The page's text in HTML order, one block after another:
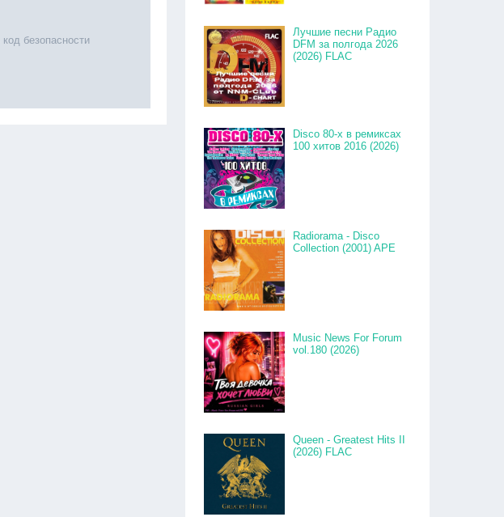
Лучшие песни Радио
DFM за полгода 2026
(2026) FLAC
Disco 80-x в ремиксах
100 хитов 2016 (2026)
Radiorama - Disco
Collection (2001) APE
Music News For Forum
vol.180 (2026)
Queen - Greatest Hits II
(2026) FLAC